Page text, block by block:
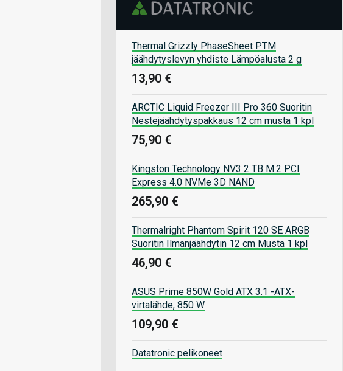
Thermal Grizzly PhaseSheet PTM
jäähdytyslevyn yhdiste Lämpöalusta 2 g
13,90 €
ARCTIC Liquid Freezer III Pro 360 Suoritin
Nestejäähdytyspakkaus 12 cm musta 1 kpl
75,90 €
Kingston Technology NV3 2 TB M.2 PCI
Express 4.0 NVMe 3D NAND
265,90 €
Thermalright Phantom Spirit 120 SE ARGB
Suoritin Ilmanjäähdytin 12 cm Musta 1 kpl
46,90 €
ASUS Prime 850W Gold ATX 3.1 -ATX-
virtalähde, 850 W
109,90 €
Datatronic pelikoneet